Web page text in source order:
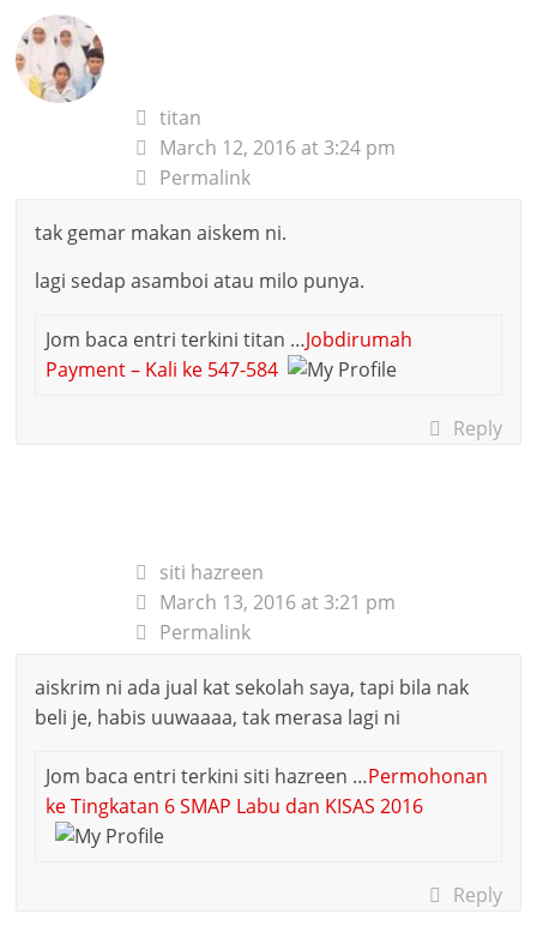
titan
March 12, 2016 at 3:24 pm
Permalink
tak gemar makan aiskem ni.
lagi sedap asamboi atau milo punya.
Jom baca entri terkini titan …Jobdirumah
Payment – Kali ke 547-584
Reply
siti hazreen
March 13, 2016 at 3:21 pm
Permalink
aiskrim ni ada jual kat sekolah saya, tapi bila nak
beli je, habis uuwaaaa, tak merasa lagi ni
Jom baca entri terkini siti hazreen …Permohonan
ke Tingkatan 6 SMAP Labu dan KISAS 2016
Reply